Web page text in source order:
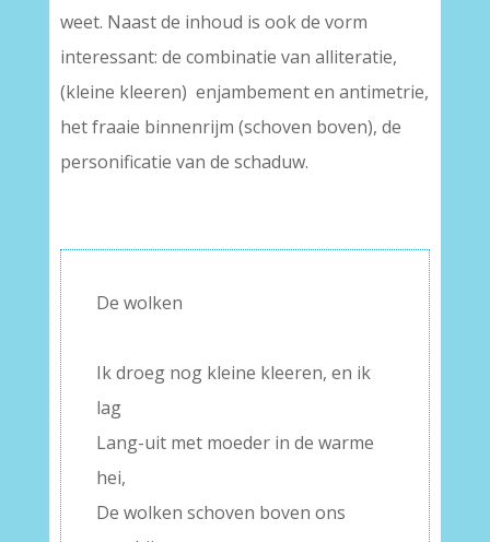
weet. Naast de inhoud is ook de vorm
interessant: de combinatie van alliteratie,
(kleine kleeren) enjambement en antimetrie,
het fraaie binnenrijm (schoven boven), de
personificatie van de schaduw.
De wolken
Ik droeg nog kleine kleeren, en ik
lag
Lang-uit met moeder in de warme
hei,
De wolken schoven boven ons